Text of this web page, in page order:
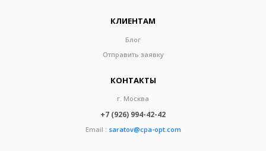
КЛИЕНТАМ
Блог
Отправить заявку
КОНТАКТЫ
г. Москва
+7 (926) 994-42-42
Email : saratov@cpa-opt.com